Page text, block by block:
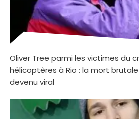
Oliver Tree parmi les victimes du
hélicoptères à Rio : la mort
devenu viral